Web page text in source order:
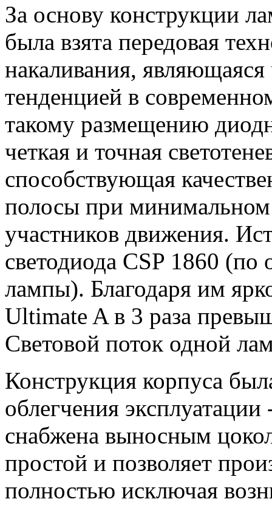
За основу конструкции
была взята передовая
накаливания,
тенденцией в
такому размещению
четкая и точная
способствующая
полосы при
участников движения.
светодиода CSP 1860
лампы). Благодаря им
Ultimate A в 3 раза
Световой поток одной
Конструкция корпуса
облегчения
снабжена выносным
простой и позволяет
полностью исключая